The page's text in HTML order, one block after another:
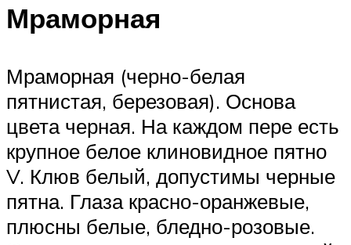
Мраморная
Мраморная (черно-белая
пятнистая, березовая). Основа
цвета черная. На каждом пере есть
крупное белое клиновидное пятно
V. Клюв белый, допустимы черные
пятна. Глаза красно-оранжевые,
плюсны белые, бледно-розовые.